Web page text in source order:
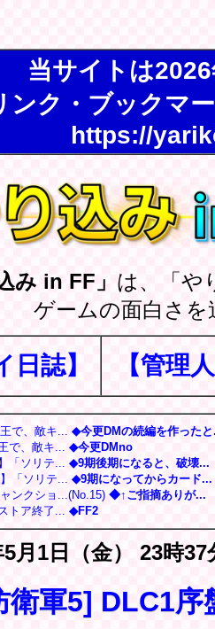
当サイトは
ンク・ブックマ
https://
み in FF」 は、「や
ゲームの面白さ
日誌】 【管理
で、敵キ... ◆今更DMの続編を作った
で、敵キ... ◆今更DMno
「ソリテ... ◆9期後期になると、破壊...
「ソリテ... ◆9期になってからカード...
ンクショ...(No.15) ◆↑ご指摘ありが...
トア終了... ◆FF2
5月1日（金） 23時37
衛軍5] DLC1